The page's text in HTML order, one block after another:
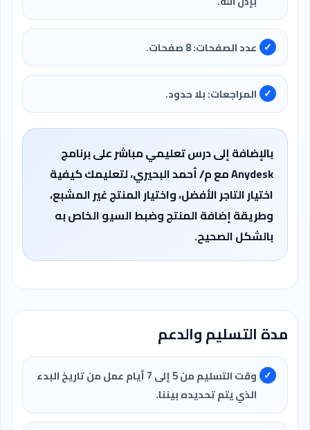
عدد الصفحات: 8 صفحات.
المراجعات: بلا حدود.
بالإضافة إلى درس تعليمي مباشر على برنامج
Anydesk مع م/ أحمد البحيري، لتعليمك كيفية
اختيار التاجر الأفضل، واختيار المنتج غير المشبع،
وطريقة إضافة المنتج وضبط السيو الخاص به
بالشكل الصحيح.
مدة التسليم والدعم
وقت التسليم من 5 إلى 7 أيام عمل من تاريخ البدء
الذي يتم تحديده بيننا.